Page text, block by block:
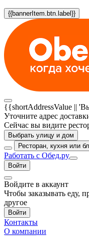
{{bannerItem.btn.label}}
{{shortAddressValue ||
Уточните адрес
Сейчас вы видите
Выбрать улицу и дом
Ресторан, кухня или
Работать с Обед.ру
Войти
Войдите в аккаунт
Чтобы заказывать еду,
другое
Войти
Контакты
О компании